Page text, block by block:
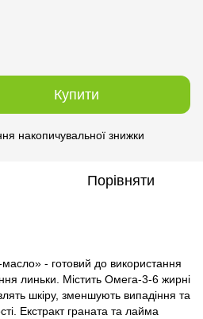
Купити
накопичувальної знижки
Порівняти
- готовий до використання
линьки. Містить Омега-3-6 жирні
шкіру, зменшують випадіння та
Екстракт граната та лайма